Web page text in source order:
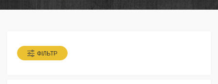
ФІЛЬТР